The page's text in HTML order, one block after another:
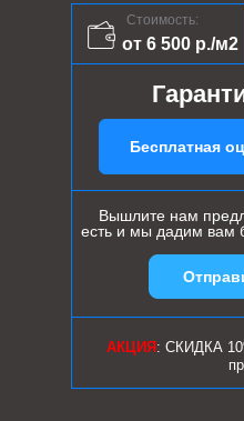
Стоимость:
от 6 500 р./м2
Бесплатная
Вышлите нам
есть и мы дадим вам
АКЦИЯ : СКИДКА